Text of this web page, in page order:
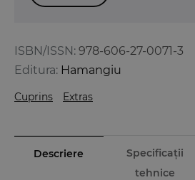
ISBN/ISSN: 978-606-27-0071-3
Editura: Hamangiu
Cuprins Extras
Descriere
Specificații
tehnice